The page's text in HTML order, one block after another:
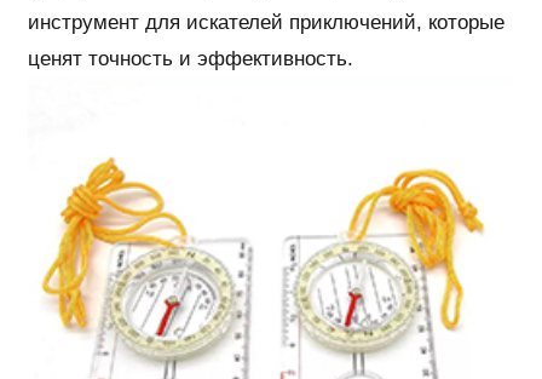
инструмент для искателей приключений, которые
ценят точность и эффективность.